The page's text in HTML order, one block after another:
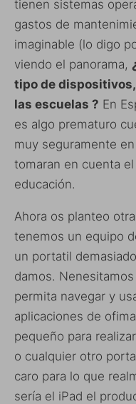
tienen sistemas
gastos de
imaginable (lo digo
viendo el panorama,
tipo de
las escuelas ? En
es algo prematuro
muy seguramente
tomaran en cuenta
educación.
Ahora os planteo
tenemos un equipo
un portatil
damos.
permita navegar y
aplicaciones de
pequeño para
o cualquier otro
caro para lo que
sería el iPad el